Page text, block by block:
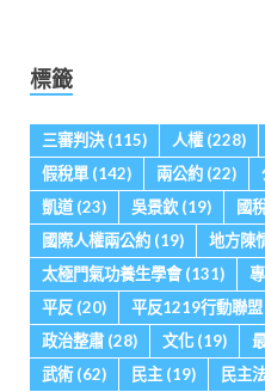
標籤
三審判決(115) 人權(228)
假稅單 (142) 兩公約 (22)
凱道(23) 吳景欽 (19) 國
國際人權兩公約 (19) 地方陳
太極門氣功養生學會(131)
平反 (20) 平反1219行動聯盟
政治整肅 (28) 文化 (19)
武術(62) 民主 (19) 民主